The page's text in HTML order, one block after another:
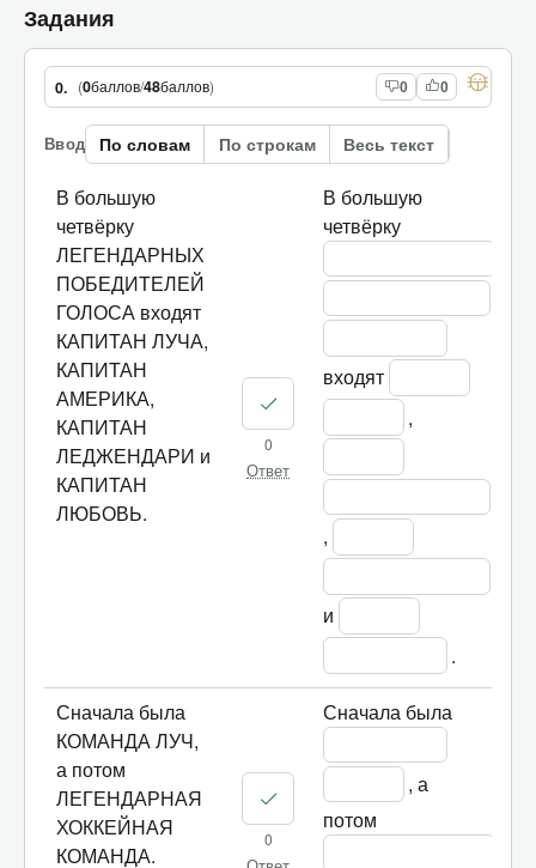
Задания
0. (0баллов/48баллов) 0 0
Ввод По словам По строкам Весь текст
В большую
четвёрку
ЛЕГЕНДАРНЫХ
ПОБЕДИТЕЛЕЙ
ГОЛОСА входят
КАПИТАН ЛУЧА,
КАПИТАН
АМЕРИКА,
КАПИТАН
ЛЕДЖЕНДАРИ и
КАПИТАН
ЛЮБОВЬ.
0
Ответ
В большую
четвёрку
входят
,
,
и
.
Сначала была
КОМАНДА ЛУЧ,
а потом
ЛЕГЕНДАРНАЯ
ХОККЕЙНАЯ
КОМАНДА.
0
Сначала была
, а
потом